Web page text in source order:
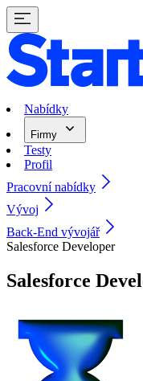
Nabídky
Firmy
Testy
Profil
Pracovní nabídky
Vývoj
Back-End vývojář
Salesforce Developer
Salesforce